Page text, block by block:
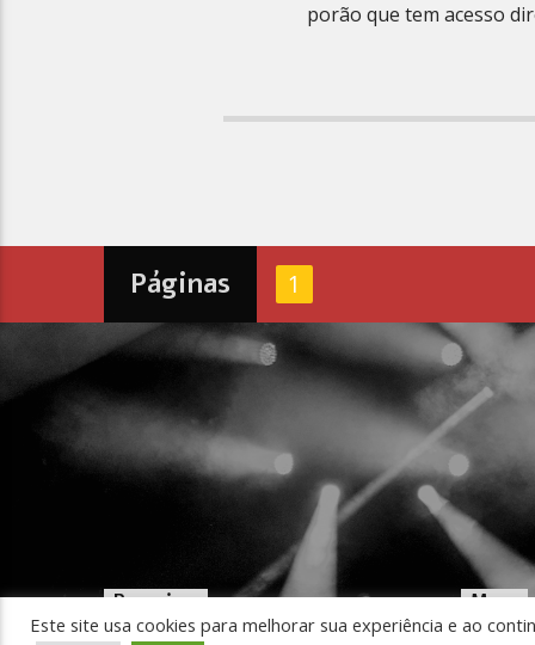
porão que tem acesso
Páginas 1
Pesquisar Menu
Este site usa cookies para melhorar sua experiência e ao